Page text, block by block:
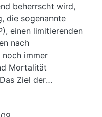
beherrscht wird,
die sogenannte
einen limitierenden
nach
immer
Mortalität
Ziel der
Versuche der